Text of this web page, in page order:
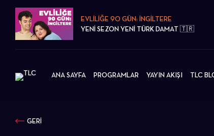
EVLİLİĞE 90 GÜN: İNGİLTERE
YENİ SEZON YENİ TÜRK DAMAT 🇹🇷
ANA SAYFA PROGRAMLAR YAYIN AKIŞI TLC
GERİ